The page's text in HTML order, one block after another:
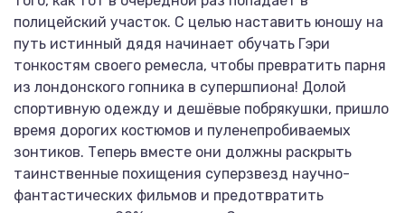
полицейский участок. С целью наставить юношу на
путь истинный дядя начинает обучать Гэри
тонкостям своего ремесла, чтобы превратить парня
из лондонского гопника в супершпиона! Долой
спортивную одежду и дешёвые побрякушки, пришло
время дорогих костюмов и пуленепробиваемых
зонтиков. Теперь вместе они должны раскрыть
таинственные похищения суперзвезд научно-
фантастических фильмов и предотвратить